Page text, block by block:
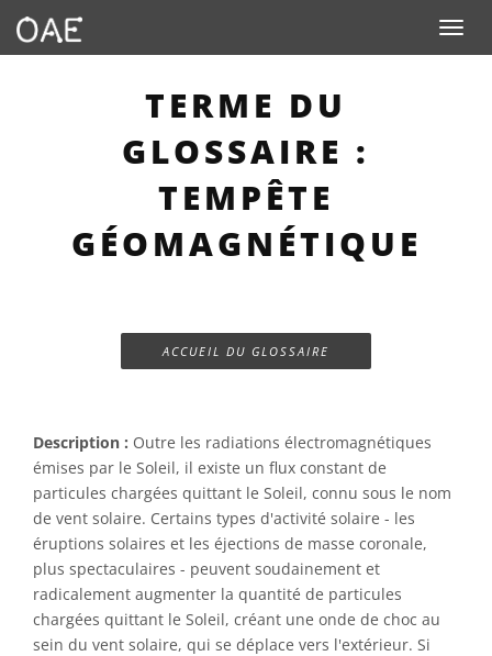
Toggle
TERME DU
GLOSSAIRE :
TEMPÊTE
GÉOMAGNÉTIQUE
ACCUEIL DU GLOSSAIRE
Description : Outre les radiations électromagnétiques
émises par le Soleil, il existe un flux constant de
particules chargées quittant le Soleil, connu sous le nom
de vent solaire. Certains types d'activité solaire - les
éruptions solaires et les éjections de masse coronale,
plus spectaculaires - peuvent soudainement et
radicalement augmenter la quantité de particules
chargées quittant le Soleil, créant une onde de choc au
sein du vent solaire, qui se déplace vers l'extérieur. Si